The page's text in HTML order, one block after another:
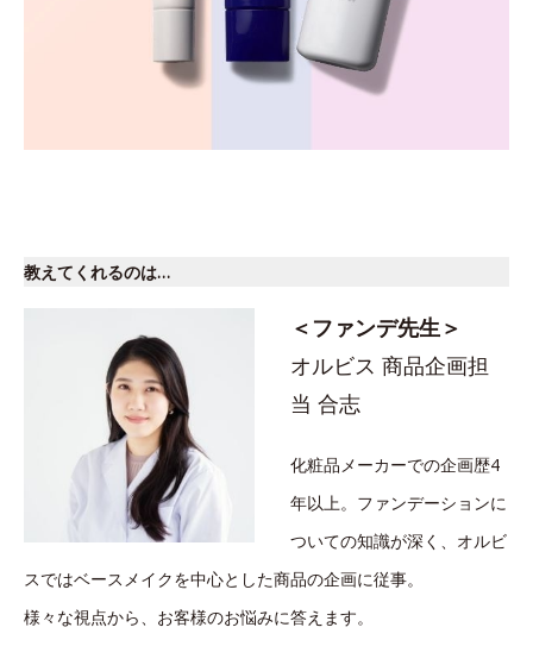
教えてくれるのは…
＜ファンデ先生＞
オルビス 商品企画担
当 合志
化粧品メーカーでの企画歴4
年以上。ファンデーションに
ついての知識が深く、オルビ
スではベースメイクを中心とした商品の企画に従事。
様々な視点から、お客様のお悩みに答えます。